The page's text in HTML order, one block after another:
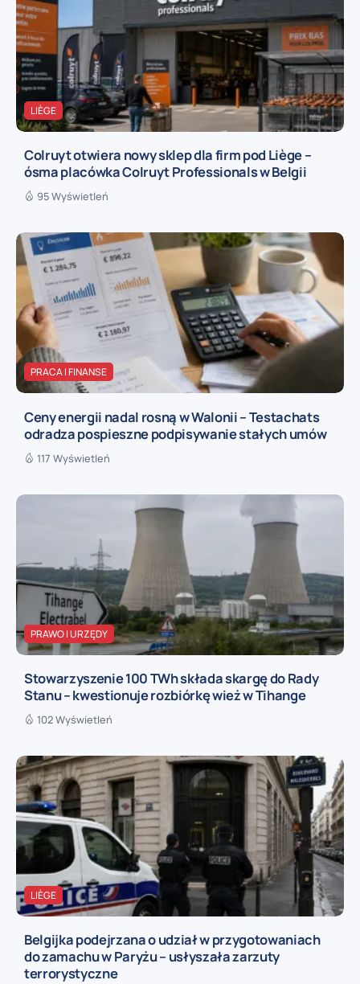
LIÈGE
Colruyt otwiera nowy sklep dla firm pod Liège –
ósma placówka Colruyt Professionals w Belgii
95 Wyświetleń
PRACA I FINANSE
Ceny energii nadal rosną w Walonii – Testachats
odradza pospieszne podpisywanie stałych umów
117 Wyświetleń
PRAWO I URZĘDY
Stowarzyszenie 100 TWh składa skargę do Rady
Stanu – kwestionuje rozbiórkę wież w Tihange
102 Wyświetleń
LIÈGE
Belgijka podejrzana o udział w przygotowaniach
do zamachu w Paryżu – usłyszała zarzuty
terrorystyczne